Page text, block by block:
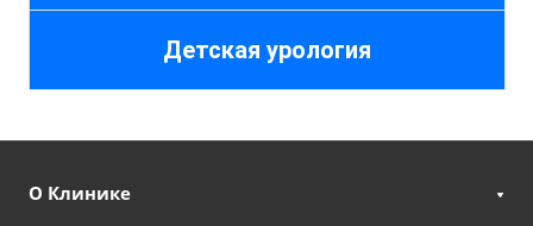
Детская урология
О Клинике